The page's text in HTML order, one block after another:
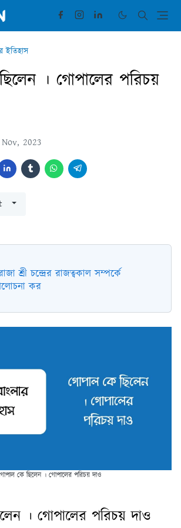
ইতিহাস
। গোপালের পরিচয়
2023
শ্রী চন্দ্রের রাজত্বকাল সম্পর্কে
কর
কে ছিলেন । গোপালের পরিচয় দাও
। গোপালের পরিচয় দাও